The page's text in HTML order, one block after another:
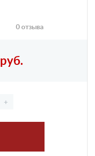
0 отзыва
руб.